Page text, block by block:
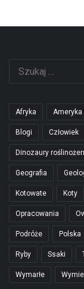
Afryka Ameryka
Blogi Człowiek
Dinozaury
Geografia
Kotowate Koty
Opracowania
Podróże Polska
Ryby Ssaki
Wymarłe